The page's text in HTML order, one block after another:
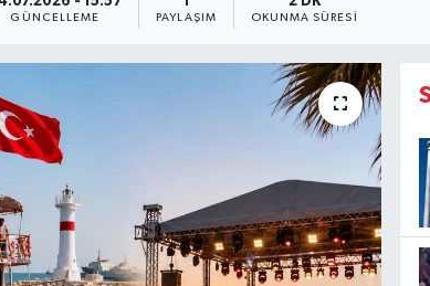
GÜNCELLEME PAYLAŞIM OKUNMA SÜRESI